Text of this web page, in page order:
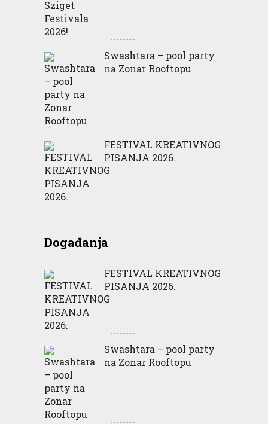
Swashtara – pool party
na Zonar Rooftopu
FESTIVAL KREATIVNOG
PISANJA 2026.
Događanja
FESTIVAL KREATIVNOG
PISANJA 2026.
Swashtara – pool party
na Zonar Rooftopu